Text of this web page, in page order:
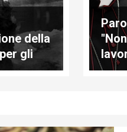
della
gli